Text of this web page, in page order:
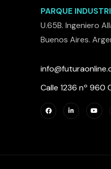
PARQUE
U.65B. Ingeniero
Buenos Aires.
Calle 1236 nº 960